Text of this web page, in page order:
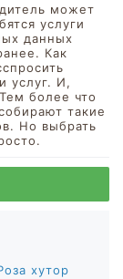
может
услуги
данных
Как
услуг. И,
более что
такие
Но выбрать
хутор